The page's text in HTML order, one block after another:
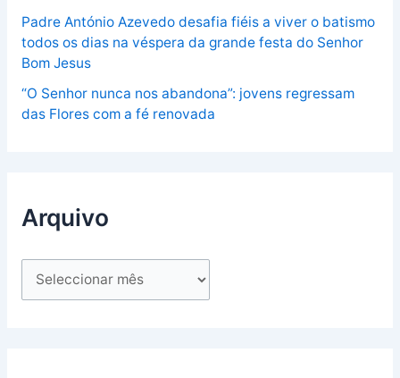
Padre António Azevedo desafia fiéis a viver o batismo
todos os dias na véspera da grande festa do Senhor
Bom Jesus
“O Senhor nunca nos abandona”: jovens regressam
das Flores com a fé renovada
Arquivo